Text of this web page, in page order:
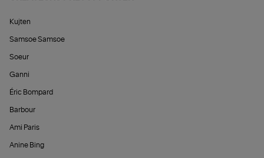
Kujten
Samsoe Samsoe
Soeur
Ganni
Éric Bompard
Barbour
Ami Paris
Anine Bing